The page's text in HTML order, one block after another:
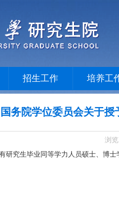
招生工作 培养工
国务院学位委员会关于
浏
研究生毕业同等学力人员硕士、博